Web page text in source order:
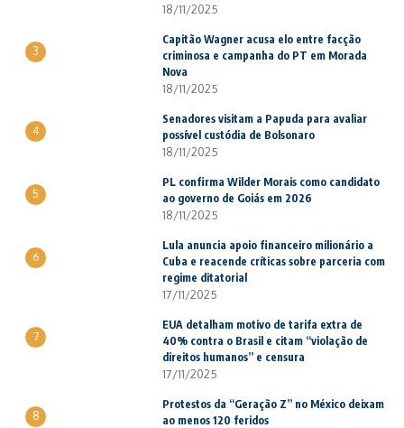
18/11/2025
3
Capitão Wagner acusa elo entre facção
criminosa e campanha do PT em Morada
Nova
18/11/2025
4
Senadores visitam a Papuda para avaliar
possível custódia de Bolsonaro
18/11/2025
5
PL confirma Wilder Morais como candidato
ao governo de Goiás em 2026
18/11/2025
6
Lula anuncia apoio financeiro milionário a
Cuba e reacende críticas sobre parceria com
regime ditatorial
17/11/2025
7
EUA detalham motivo de tarifa extra de
40% contra o Brasil e citam “violação de
direitos humanos” e censura
17/11/2025
8
Protestos da “Geração Z” no México deixam
ao menos 120 feridos